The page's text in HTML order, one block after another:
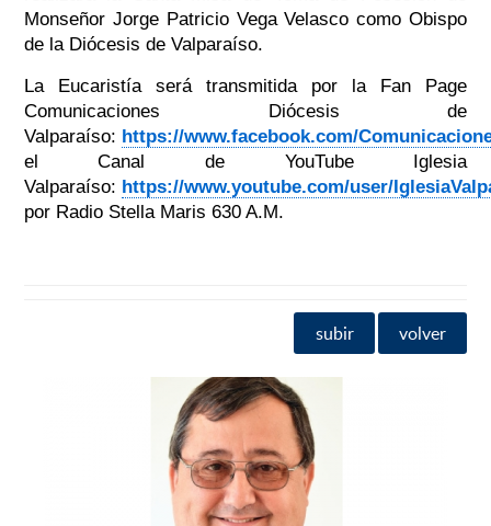
Monseñor Jorge Patricio Vega Velasco como Obispo
de la Diócesis de Valparaíso.
La Eucaristía será transmitida por la Fan Page
Comunicaciones Diócesis de
Valparaíso: https://www.facebook.com/
el Canal de YouTube Iglesia
Valparaíso: https://www.youtube.com/user/
por Radio Stella Maris 630 A.M.
subir volver